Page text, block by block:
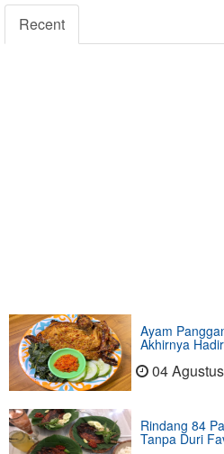
Recent
Ayam
Akhirnya
04
Rindang 84
Tanpa Duri